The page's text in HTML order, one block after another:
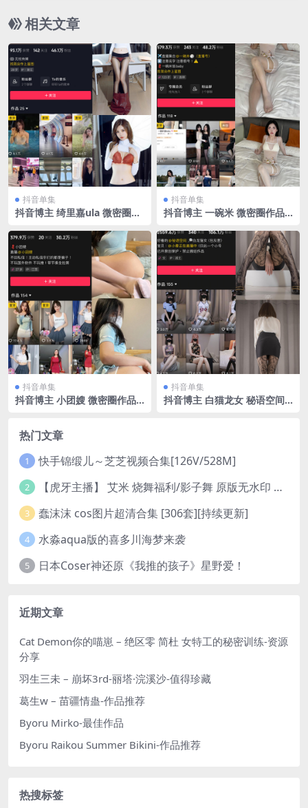
相关文章
抖音单集
抖音博主 绮里嘉ula 微密圈作
抖音单集
抖音博主 一碗米 微密圈作品
至：2023.11.22
抖音单集
抖音博主 小团嫂 微密圈作品
抖音单集
抖音博主 白猫龙女 秘语空间
热门文章
1 快手锦缎儿～芝芝视频合集[126V/528M]
2 【虎牙主播】 艾米 烧舞福利/影子舞 原版无水印 （1v/130m）
3 蠢沫沫 cos图片超清合集 [306套][持续更新]
4 水淼aqua版的喜多川海梦来袭
5 日本Coser神还原《我推的孩子》星野爱！
近期文章
Cat Demon你的喵崽 – 绝区零 简杜 女特工的秘密训练-资源
分享
羽生三未 – 崩坏3rd-丽塔·浣溪沙-值得珍藏
葛生w – 苗疆情蛊-作品推荐
Byoru Mirko-最佳作品
Byoru Raikou Summer Bikini-作品推荐
热搜标签